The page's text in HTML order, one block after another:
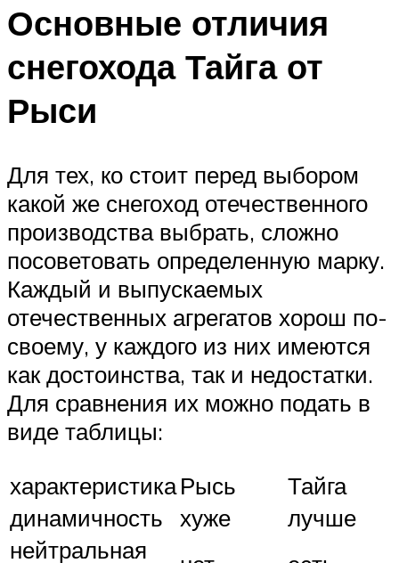
Основные отличия
снегохода Тайга от
Рыси
Для тех, ко стоит перед выбором
какой же снегоход отечественного
производства выбрать, сложно
посоветовать определенную марку.
Каждый и выпускаемых
отечественных агрегатов хорош по-
своему, у каждого из них имеются
как достоинства, так и недостатки.
Для сравнения их можно подать в
виде таблицы:
характеристикаРысь
Тайга
динамичность
хуже
лучше
нейтральная